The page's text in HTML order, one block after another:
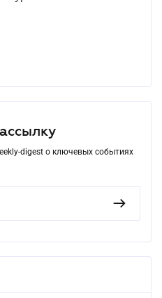
digest о ключевых событиях